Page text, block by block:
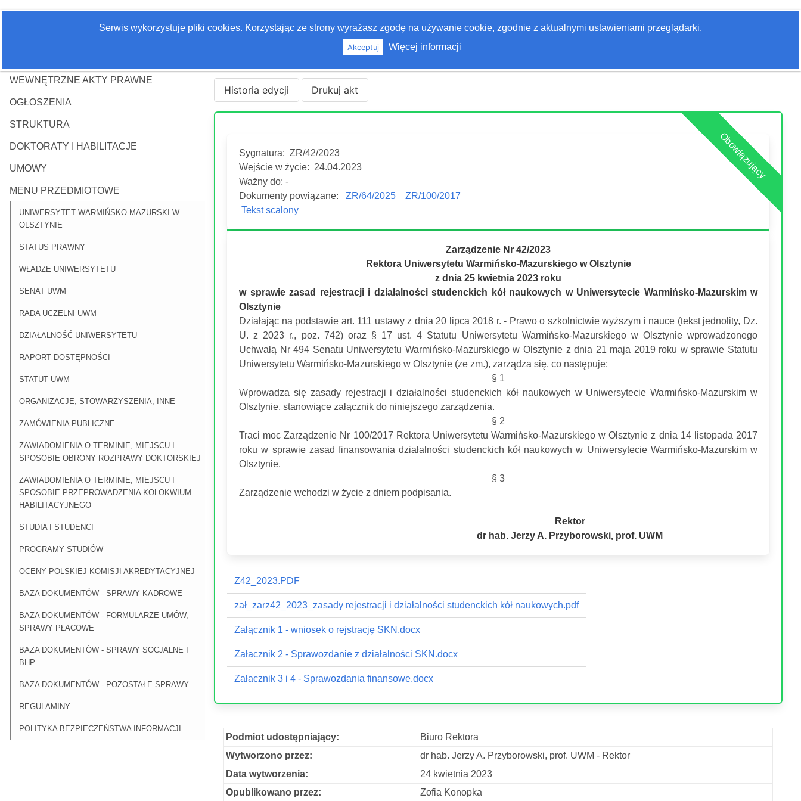
Serwis wykorzystuje pliki cookies. Korzystając ze strony wyrażasz zgodę na używanie cookie, zgodnie z aktualnymi ustawieniami przeglądarki.
Akceptuj Więcej informacji
WEWNĘTRZNE AKTY PRAWNE
OGŁOSZENIA
STRUKTURA
DOKTORATY I HABILITACJE
UMOWY
MENU PRZEDMIOTOWE
UNIWERSYTET WARMIŃSKO-MAZURSKI W
OLSZTYNIE
STATUS PRAWNY
WŁADZE UNIWERSYTETU
SENAT UWM
RADA UCZELNI UWM
DZIAŁALNOŚĆ UNIWERSYTETU
RAPORT DOSTĘPNOŚCI
STATUT UWM
ORGANIZACJE, STOWARZYSZENIA, INNE
ZAMÓWIENIA PUBLICZNE
ZAWIADOMIENIA O TERMINIE, MIEJSCU I
SPOSOBIE OBRONY ROZPRAWY DOKTORSKIEJ
ZAWIADOMIENIA O TERMINIE, MIEJSCU I
SPOSOBIE PRZEPROWADZENIA KOLOKWIUM
HABILITACYJNEGO
STUDIA I STUDENCI
PROGRAMY STUDIÓW
OCENY POLSKIEJ KOMISJI AKREDYTACYJNEJ
BAZA DOKUMENTÓW - SPRAWY KADROWE
BAZA DOKUMENTÓW - FORMULARZE UMÓW,
SPRAWY PŁACOWE
BAZA DOKUMENTÓW - SPRAWY SOCJALNE I
BHP
BAZA DOKUMENTÓW - POZOSTAŁE SPRAWY
REGULAMINY
POLITYKA BEZPIECZEŃSTWA INFORMACJI
Historia edycji Drukuj akt
Obowiązujący
Sygnatura: ZR/42/2023
Wejście w życie: 24.04.2023
Ważny do: -
Dokumenty powiązane:
ZR/64/2025
ZR/100/2017
Tekst scalony
Zarządzenie Nr 42/2023
Rektora Uniwersytetu Warmińsko-Mazurskiego w Olsztynie
z dnia 25 kwietnia 2023 roku
w sprawie zasad rejestracji i działalności studenckich kół naukowych w Uniwersytecie Warmińsko-Mazurskim w
Olsztynie
Działając na podstawie art. 111 ustawy z dnia 20 lipca 2018 r. - Prawo o szkolnictwie wyższym i nauce (tekst jednolity, Dz.
U. z 2023 r., poz. 742) oraz § 17 ust. 4 Statutu Uniwersytetu Warmińsko-Mazurskiego w Olsztynie wprowadzonego
Uchwałą Nr 494 Senatu Uniwersytetu Warmińsko-Mazurskiego w Olsztynie z dnia 21 maja 2019 roku w sprawie Statutu
Uniwersytetu Warmińsko-Mazurskiego w Olsztynie (ze zm.), zarządza się, co następuje:
§ 1
Wprowadza się zasady rejestracji i działalności studenckich kół naukowych w Uniwersytecie Warmińsko-Mazurskim w
Olsztynie, stanowiące załącznik do niniejszego zarządzenia.
§ 2
Traci moc Zarządzenie Nr 100/2017 Rektora Uniwersytetu Warmińsko-Mazurskiego w Olsztynie z dnia 14 listopada 2017
roku w sprawie zasad finansowania działalności studenckich kół naukowych w Uniwersytecie Warmińsko-Mazurskim w
Olsztynie.
§ 3
Zarządzenie wchodzi w życie z dniem podpisania.
Rektor
dr hab. Jerzy A. Przyborowski, prof. UWM
Z42_2023.PDF
zał_zarz42_2023_zasady rejestracji i działalności studenckich kół naukowych.pdf
Załącznik 1 - wniosek o rejstrację SKN.docx
Załacznik 2 - Sprawozdanie z działalności SKN.docx
Załacznik 3 i 4 - Sprawozdania finansowe.docx
Podmiot udostępniający:
Biuro Rektora
Wytworzono przez:
dr hab. Jerzy A. Przyborowski, prof. UWM - Rektor
Data wytworzenia:
24 kwietnia 2023
Opublikowano przez:
Zofia Konopka